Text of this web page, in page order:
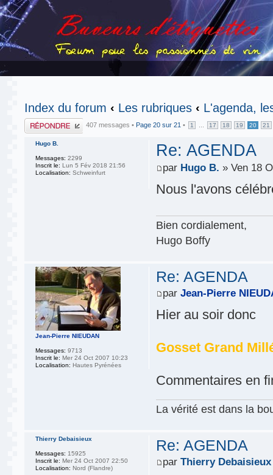
Index du forum ‹ Les rubriques ‹ L'agenda,
Publier une
réponse
407 messages • Page 20 sur 21 • 1 17 18 19 20 21
Re: AGENDA
par Hugo B. » Ven 18
Nous l'avons
Bien cordialement,
Hugo Boffy
Hugo B.
Messages: 2299
Inscrit le: Lun 5 Fév 2018 21:56
Localisation: Schweinfurt
Re: AGENDA
parJean-Pierre
Hier au soir donc
Gosset Grand
Commentaires en
La vérité est dans la
Jean-Pierre NIEUDAN
Messages: 9713
Inscrit le: Mer 24 Oct 2007 10:23
Localisation: Hautes Pyrénées
Re: AGENDA
parThierry Debaisieux
Thierry Debaisieux
Messages: 15925
Inscrit le: Mer 24 Oct 2007 22:50
Localisation: Nord (Flandre)